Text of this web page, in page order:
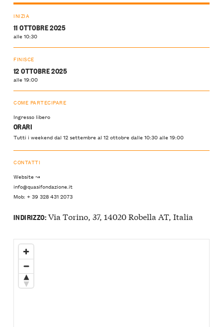
INIZIA
11 OTTOBRE 2025
alle 10:30
FINISCE
12 OTTOBRE 2025
alle 19:00
COME PARTECIPARE
Ingresso libero
ORARI
Tutti i weekend dal 12 settembre al 12 ottobre dalle 10:30 alle 19:00
CONTATTI
Website ↝
info@quasifondazione.it
Mob: + 39 328 431 2073
INDIRIZZO:Via Torino, 37, 14020 Robella AT, Italia